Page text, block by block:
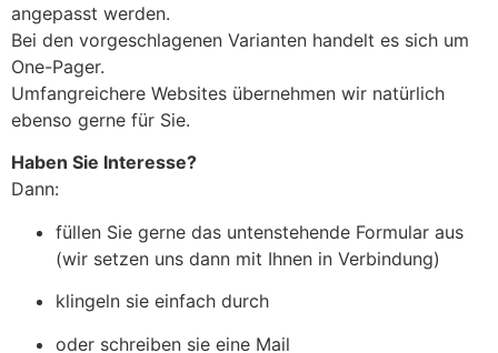
angepasst werden.
Bei den vorgeschlagenen Varianten handelt es sich um
One-Pager.
Umfangreichere Websites übernehmen wir natürlich
ebenso gerne für Sie.
Haben Sie Interesse?
Dann:
füllen Sie gerne das untenstehende Formular aus
(wir setzen uns dann mit Ihnen in Verbindung)
klingeln sie einfach durch
oder schreiben sie eine Mail